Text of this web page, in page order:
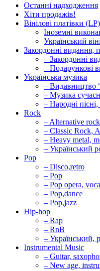
Останні надходження
Хіти продажів!
Вінілові платівки (LP)
Іноземні
Український
Закордонні видання,
– Закордонні
– Подарункові
Українська музика
– Видавництво
– Музика
– Народні
Rock
– Alternative
– Classic Rock,
– Heavy metal,
– Український
Pop
– Disco,retro
– Pop
– Pop opera,
– Pop,dance
– Pop,jazz
Hip-hop
– Rap
– RnB
– Український,
Instrumental Music
– Guitar,
– New age,